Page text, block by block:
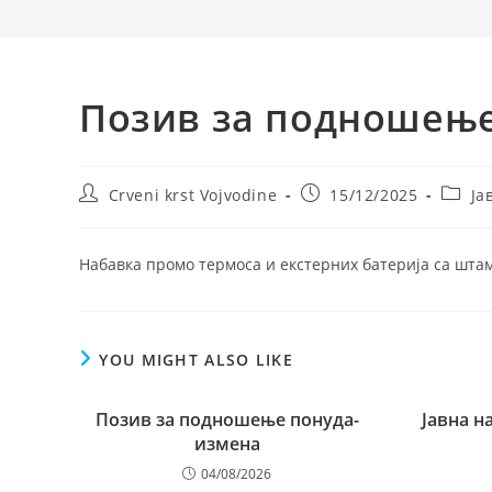
Позив за
PostCrveni krst Vojvodine
Post15/12/2025
Post
Набавка промо термоса и екстерних батерија са
YOU MIGHT ALSO LIKE
Позив за подношење понуда-
измена
04/08/2026
Јавна